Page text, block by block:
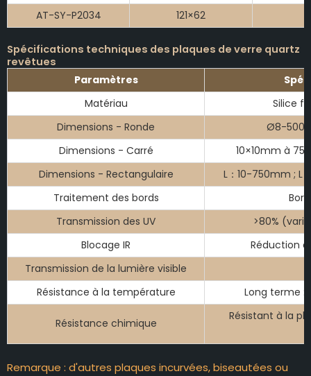
AT-SY-P2034
121×62
Spécifications techniques des plaques de verre quartz
revêtues
Paramètres
Matériau
Silice
Dimensions - Ronde
Ø8-
Dimensions - Carré
10×10mm à
Dimensions - Rectangulaire
L：10-750mm ; L
Traitement des bords
Transmission des UV
>80%
Blocage IR
Réduction
Transmission de la lumière visible
Résistance à la température
Long terme :
Résistance chimique
Résistant à la
Remarque : d'autres plaques incurvées, biseautées ou